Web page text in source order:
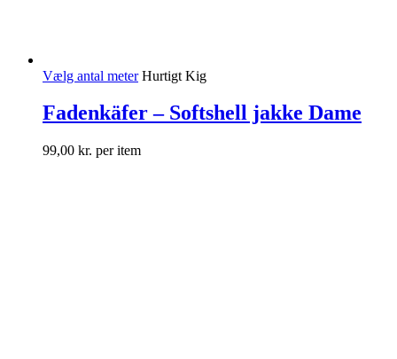
Vælg antal meter Hurtigt Kig
Fadenkäfer – Softshell jakke Dame
99,00 kr. per item